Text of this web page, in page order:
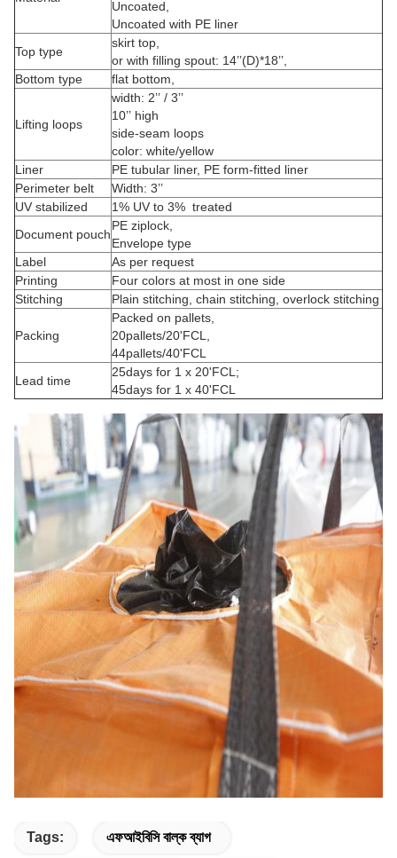
Uncoated,
Uncoated with PE liner
Top type
skirt top,
or with filling spout: 14’’(D)*18’’,
Bottom type
flat bottom,
Lifting loops
width: 2’’ / 3’’
10’’ high
side-seam loops
color: white/yellow
Liner
PE tubular liner, PE form-fitted liner
Perimeter belt
Width: 3’’
UV stabilized
1% UV to 3% treated
Document pouch
PE ziplock,
Envelope type
Label
As per request
Printing
Four colors at most in one side
Stitching
Plain stitching, chain stitching, overlock stitching
Packing
Packed on pallets,
20pallets/20'FCL,
44pallets/40'FCL
Lead time
25days for 1 x 20'FCL;
45days for 1 x 40'FCL
Tags: এফআইবিসি বাল্ক ব্যাগ